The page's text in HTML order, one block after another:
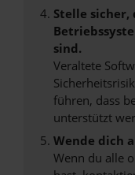
Stelle sicher,
sind.
Veraltete
führen, dass
unterstützt
Wende dich
Wenn du alle